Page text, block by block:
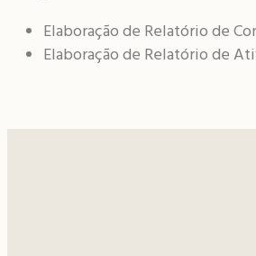
Elaboração de Relatório de
Elaboração de Relatório de